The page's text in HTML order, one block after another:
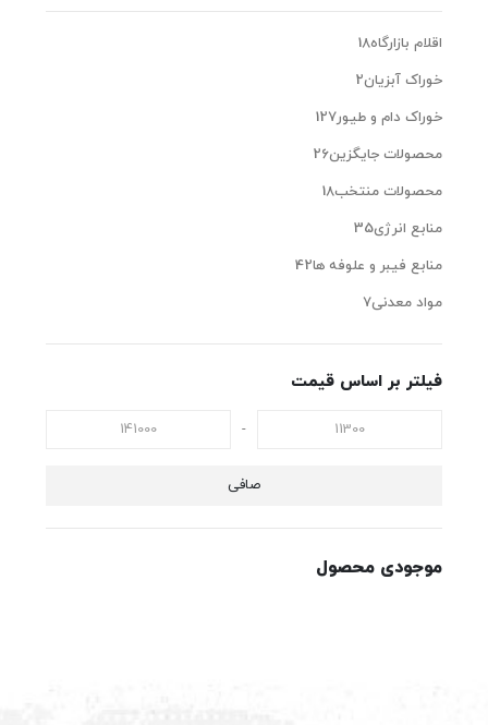
اقلام بازارگاه18
خوراک آبزیان2
خوراک دام و طیور127
محصولات جایگزین26
محصولات منتخب18
منابع انرژی35
منابع فیبر و علوفه‌ ها42
مواد معدنی7
فیلتر بر اساس قیمت
-
صافی
موجودی محصول